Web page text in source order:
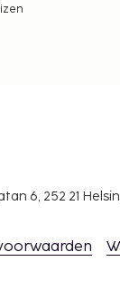
op
Toeslagen
mogen
6, 252 21